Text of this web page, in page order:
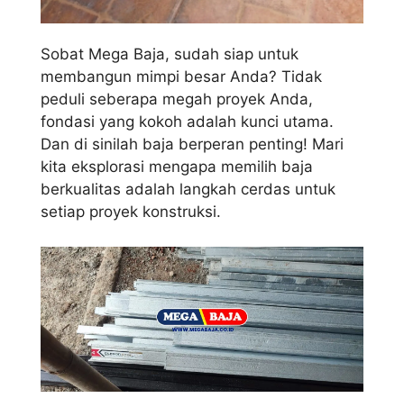
Sobat Mega Baja, sudah siap untuk
membangun mimpi besar Anda? Tidak
peduli seberapa megah proyek Anda,
fondasi yang kokoh adalah kunci utama.
Dan di sinilah baja berperan penting! Mari
kita eksplorasi mengapa memilih baja
berkualitas adalah langkah cerdas untuk
setiap proyek konstruksi.